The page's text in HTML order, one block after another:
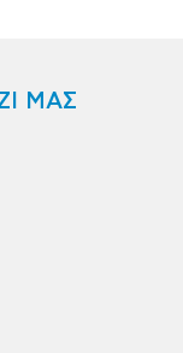
ΜΑΣ